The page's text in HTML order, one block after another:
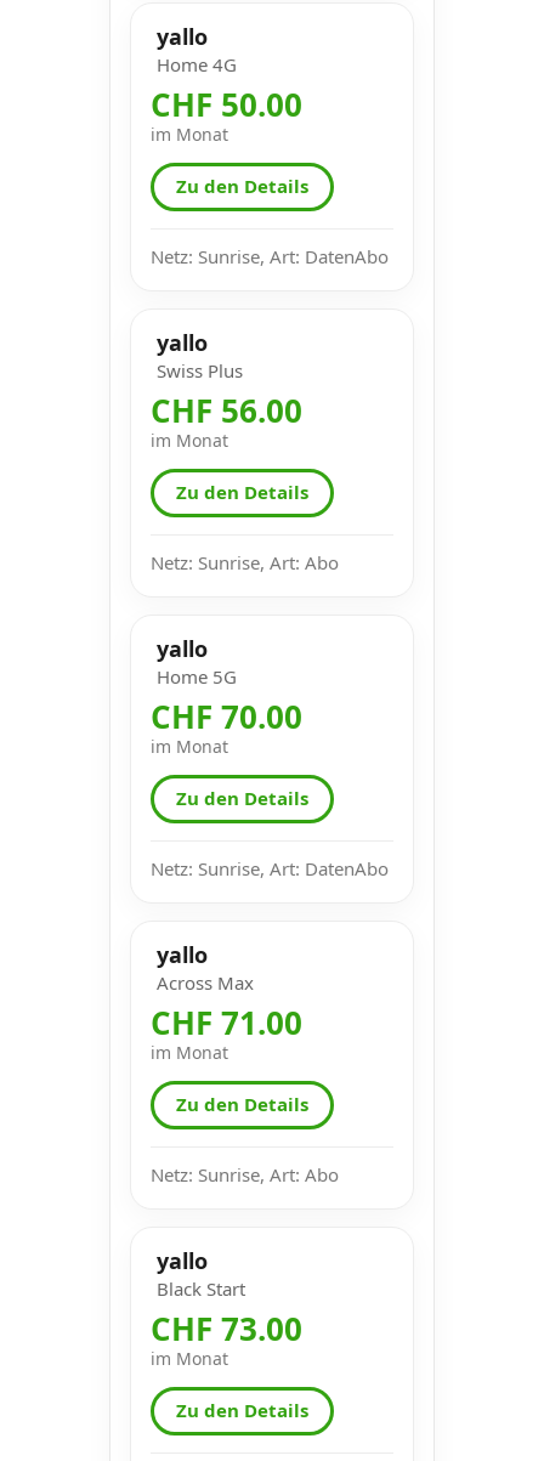
yallo
Home 4G
CHF 50.00
im Monat
Zu den Details
Netz: Sunrise, Art: DatenAbo
yallo
Swiss Plus
CHF 56.00
im Monat
Zu den Details
Netz: Sunrise, Art: Abo
yallo
Home 5G
CHF 70.00
im Monat
Zu den Details
Netz: Sunrise, Art: DatenAbo
yallo
Across Max
CHF 71.00
im Monat
Zu den Details
Netz: Sunrise, Art: Abo
yallo
Black Start
CHF 73.00
im Monat
Zu den Details